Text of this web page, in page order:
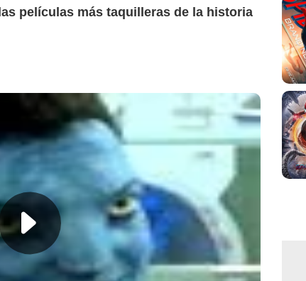
las películas más taquilleras de la historia